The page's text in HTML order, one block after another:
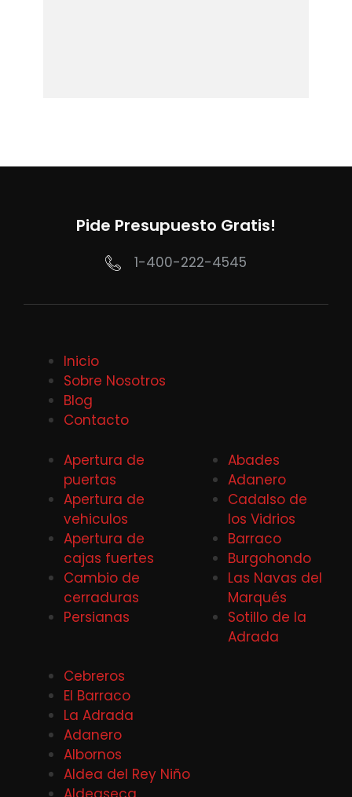
Pide Presupuesto Gratis!
1-400-222-4545
Inicio
Sobre Nosotros
Blog
Contacto
Apertura de
puertas
Apertura de
vehiculos
Apertura de
cajas fuertes
Cambio de
cerraduras
Persianas
Abades
Adanero
Cadalso de
los Vidrios
Barraco
Burgohondo
Las Navas del
Marqués
Sotillo de la
Adrada
Cebreros
El Barraco
La Adrada
Adanero
Albornos
Aldea del Rey Niño